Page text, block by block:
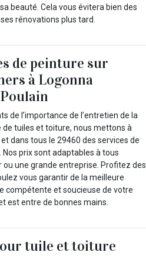
beauté. Cela vous évitera bien des
rénovations plus tard.
de peinture sur
à Logonna
de l’importance de l’entretien de la
tuiles et toiture, nous mettons à
dans tous le 29460 des services de
prix sont adaptables à tous
une grande entreprise. Profitez des
vous garantir de la meilleure
compétente et soucieuse de votre
est entre de bonnes mains.
tuile et toiture